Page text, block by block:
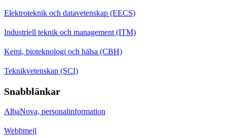
Elektroteknik och datavetenskap (EECS)
Industriell teknik och management (ITM)
Kemi, bioteknologi och hälsa (CBH)
Teknikvetenskap (SCI)
Snabblänkar
AlbaNova, personalinformation
Webbmejl